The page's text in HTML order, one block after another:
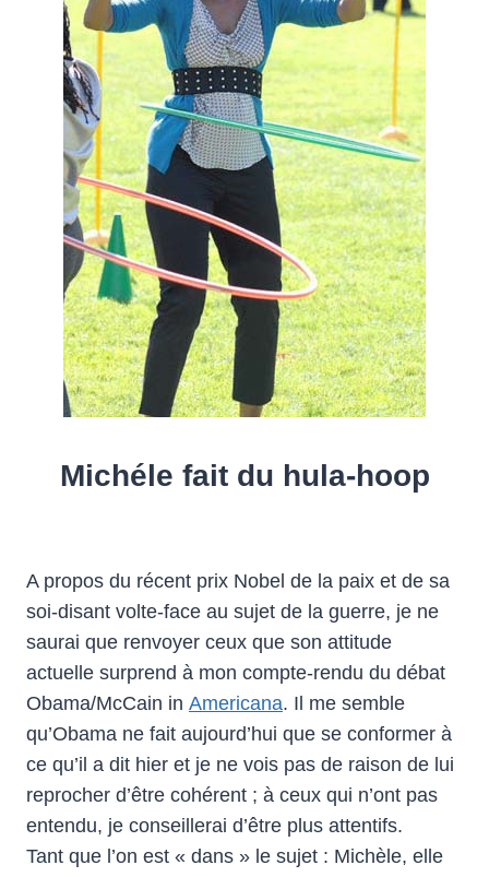
Michéle fait du hula-hoop
A propos du récent prix Nobel de la paix et de sa
soi-disant volte-face au sujet de la guerre, je ne
saurai que renvoyer ceux que son attitude
actuelle surprend à mon compte-rendu du débat
Obama/McCain in Americana. Il me semble
qu’Obama ne fait aujourd’hui que se conformer à
ce qu’il a dit hier et je ne vois pas de raison de lui
reprocher d’être cohérent ; à ceux qui n’ont pas
entendu, je conseillerai d’être plus attentifs.
Tant que l’on est « dans » le sujet : Michèle, elle